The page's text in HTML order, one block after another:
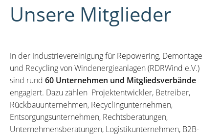
Unsere Mitglieder
In der Industrievereinigung für Repowering, Demontage
und Recycling von Windenergieanlagen (RDRWind e.V.)
sind rund 60 Unternehmen und Mitgliedsverbände
engagiert. Dazu zählen Projektentwickler, Betreiber,
Rückbauunternehmen, Recyclingunternehmen,
Entsorgungsunternehmen, Rechtsberatungen,
Unternehmensberatungen, Logistikunternehmen, B2B-